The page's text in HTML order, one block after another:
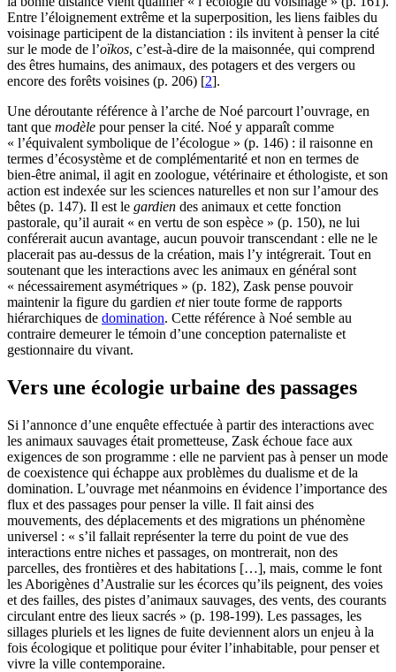
Entre l’éloignement extrême et la superposition, les liens faibles du
voisinage participent de la distanciation : ils invitent à penser la cité
sur le mode de l’oïkos, c’est-à-dire de la maisonnée, qui comprend
des êtres humains, des animaux, des potagers et des vergers ou
encore des forêts voisines (p. 206) [2].
Une déroutante référence à l’arche de Noé parcourt l’ouvrage, en
tant que modèle pour penser la cité. Noé y apparaît comme
« l’équivalent symbolique de l’écologue » (p. 146) : il raisonne en
termes d’écosystème et de complémentarité et non en termes de
bien-être animal, il agit en zoologue, vétérinaire et éthologiste, et son
action est indexée sur les sciences naturelles et non sur l’amour des
bêtes (p. 147). Il est le gardien des animaux et cette fonction
pastorale, qu’il aurait « en vertu de son espèce » (p. 150), ne lui
conférerait aucun avantage, aucun pouvoir transcendant : elle ne le
placerait pas au-dessus de la création, mais l’y intégrerait. Tout en
soutenant que les interactions avec les animaux en général sont
« nécessairement asymétriques » (p. 182), Zask pense pouvoir
maintenir la figure du gardien etnier toute forme de rapports
hiérarchiques de domination. Cette référence à Noé semble au
contraire demeurer le témoin d’une conception paternaliste et
gestionnaire du vivant.
Vers une écologie urbaine des passages
Si l’annonce d’une enquête effectuée à partir des interactions avec
les animaux sauvages était prometteuse, Zask échoue face aux
exigences de son programme : elle ne parvient pas à penser un mode
de coexistence qui échappe aux problèmes du dualisme et de la
domination. L’ouvrage met néanmoins en évidence l’importance des
flux et des passages pour penser la ville. Il fait ainsi des
mouvements, des déplacements et des migrations un phénomène
universel : « s’il fallait représenter la terre du point de vue des
interactions entre niches et passages, on montrerait, non des
parcelles, des frontières et des habitations […], mais, comme le font
les Aborigènes d’Australie sur les écorces qu’ils peignent, des voies
et des failles, des pistes d’animaux sauvages, des vents, des courants
circulant entre des lieux sacrés » (p. 198-199). Les passages, les
sillages pluriels et les lignes de fuite deviennent alors un enjeu à la
fois écologique et politique pour éviter l’inhabitable, pour penser et
vivre la ville contemporaine.